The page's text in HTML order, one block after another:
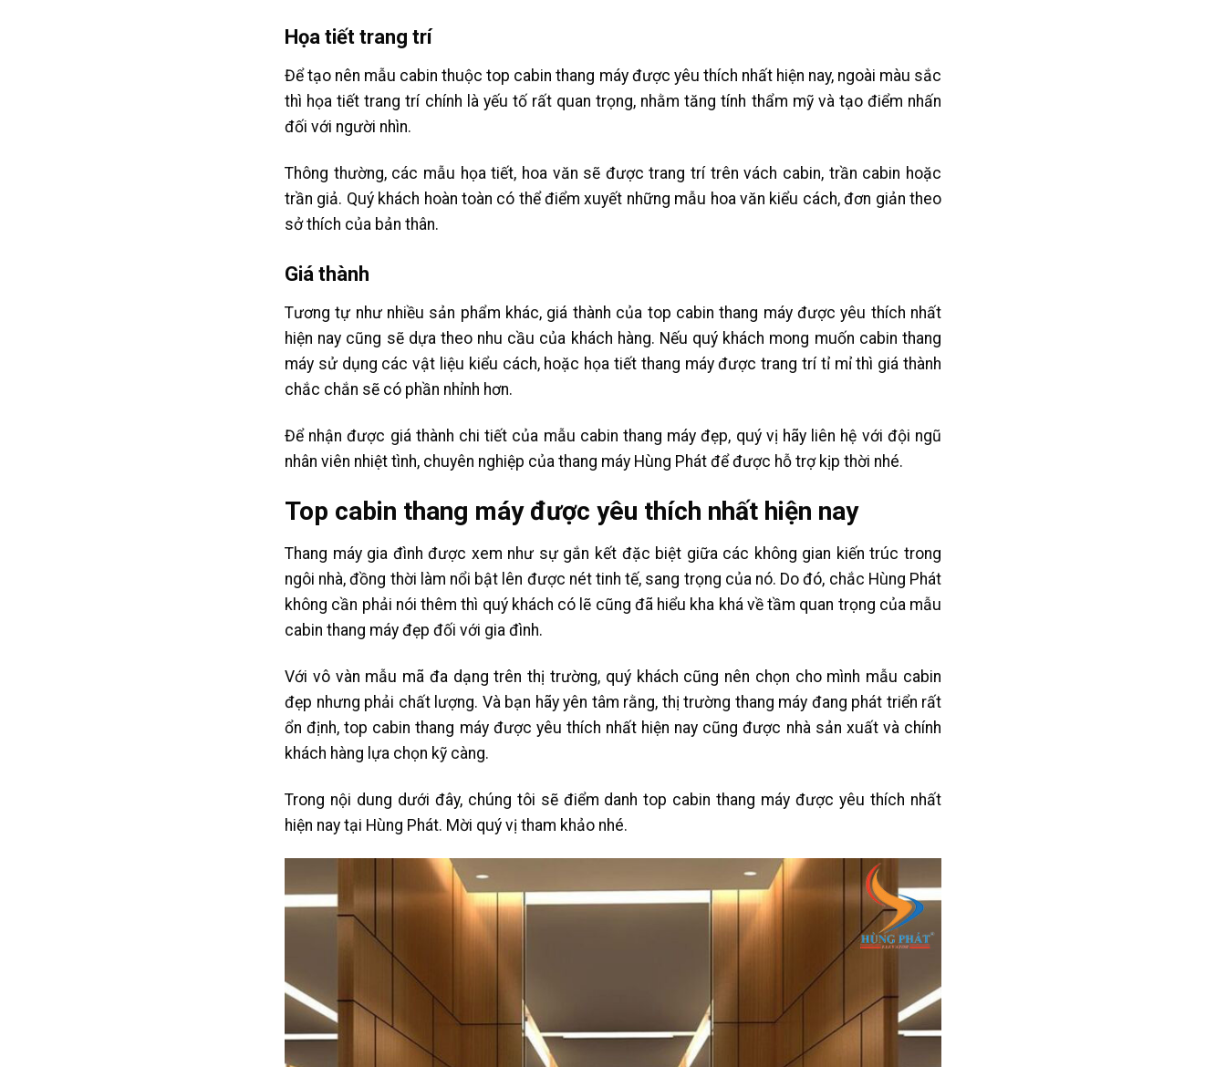
Họa tiết trang trí
Để tạo nên mẫu cabin thuộc top cabin thang máy được yêu thích nhất hiện nay, ngoài màu sắc
thì họa tiết trang trí chính là yếu tố rất quan trọng, nhằm tăng tính thẩm mỹ và tạo điểm nhấn
đối với người nhìn.
Thông thường, các mẫu họa tiết, hoa văn sẽ được trang trí trên vách cabin, trần cabin hoặc
trần giả. Quý khách hoàn toàn có thể điểm xuyết những mẫu hoa văn kiểu cách, đơn giản theo
sở thích của bản thân.
Giá thành
Tương tự như nhiều sản phẩm khác, giá thành của top cabin thang máy được yêu thích nhất
hiện nay cũng sẽ dựa theo nhu cầu của khách hàng. Nếu quý khách mong muốn cabin thang
máy sử dụng các vật liệu kiểu cách, hoặc họa tiết thang máy được trang trí tỉ mỉ thì giá thành
chắc chắn sẽ có phần nhỉnh hơn.
Để nhận được giá thành chi tiết của mẫu cabin thang máy đẹp, quý vị hãy liên hệ với đội ngũ
nhân viên nhiệt tình, chuyên nghiệp của thang máy Hùng Phát để được hỗ trợ kịp thời nhé.
Top cabin thang máy được yêu thích nhất hiện nay
Thang máy gia đình được xem như sự gắn kết đặc biệt giữa các không gian kiến trúc trong
ngôi nhà, đồng thời làm nổi bật lên được nét tinh tế, sang trọng của nó. Do đó, chắc Hùng Phát
không cần phải nói thêm thì quý khách có lẽ cũng đã hiểu kha khá về tầm quan trọng của mẫu
cabin thang máy đẹp đối với gia đình.
Với vô vàn mẫu mã đa dạng trên thị trường, quý khách cũng nên chọn cho mình mẫu cabin
đẹp nhưng phải chất lượng. Và bạn hãy yên tâm rằng, thị trường thang máy đang phát triển rất
ổn định, top cabin thang máy được yêu thích nhất hiện nay cũng được nhà sản xuất và chính
khách hàng lựa chọn kỹ càng.
Trong nội dung dưới đây, chúng tôi sẽ điểm danh top cabin thang máy được yêu thích nhất
hiện nay tại Hùng Phát. Mời quý vị tham khảo nhé.